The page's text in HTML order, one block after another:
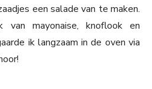
een salade van te maken.
van mayonaise, knoflook en
ik langzaam in de oven via